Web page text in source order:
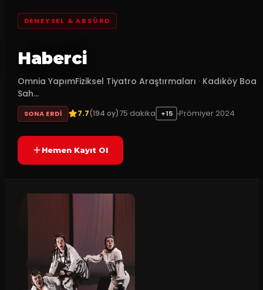
DENEYSEL & ABSÜRD
Haberci
Omnia YapımFiziksel Tiyatro Araştırmaları · Kadıköy Boa
Sah...
SONA ERDI 7.7(194 oy)75 dakika +15 Prömiyer 2024
Hemen Kayıt Ol